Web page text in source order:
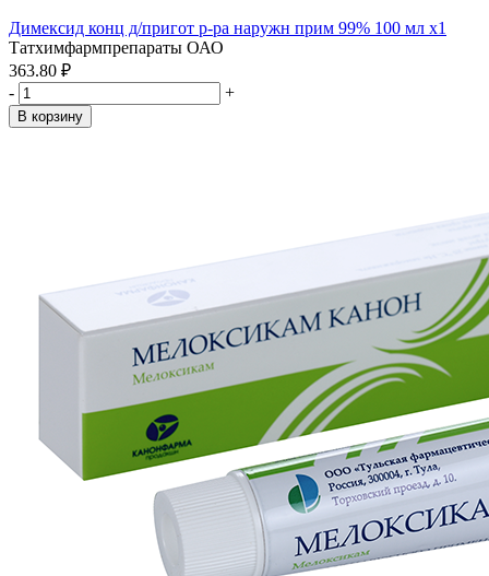
Димексид конц д/пригот р-ра наружн прим 99% 100 мл x1
Татхимфармпрепараты ОАО
363.80 ₽
-
+
В корзину